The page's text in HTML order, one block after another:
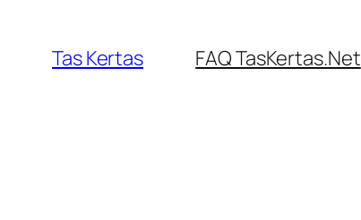
content
Tas Kertas FAQ TasKertas.Net